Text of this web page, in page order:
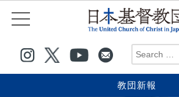
教団新報